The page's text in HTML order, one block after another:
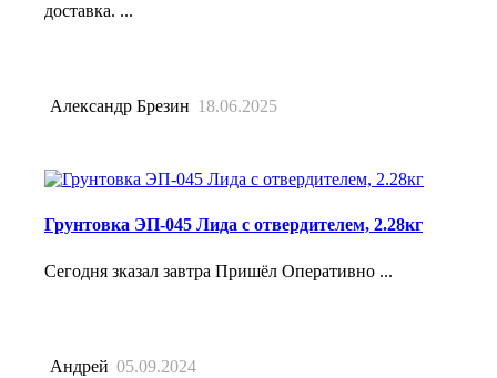
доставка. ...
Александр Брезин 18.06.2025
Грунтовка ЭП-045 Лида с отвердителем, 2.28кг
Сегодня зказал завтра Пришёл Оперативно ...
Андрей 05.09.2024